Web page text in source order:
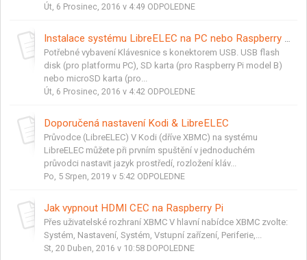
Út, 6 Prosinec, 2016 v 4:49 ODPOLEDNE
Potřebné vybavení Klávesnice s konektorem USB. USB flash
disk (pro platformu PC), SD karta (pro Raspberry Pi model B)
nebo microSD karta (pro...
Út, 6 Prosinec, 2016 v 4:42 ODPOLEDNE
Doporučená nastavení Kodi & LibreELEC
Průvodce (LibreELEC) V Kodi (dříve XBMC) na systému
LibreELEC můžete při prvním spuštění v jednoduchém
průvodci nastavit jazyk prostředí, rozložení kláv...
Po, 5 Srpen, 2019 v 5:42 ODPOLEDNE
Jak vypnout HDMI CEC na Raspberry Pi
Přes uživatelské rozhraní XBMC V hlavní nabídce XBMC zvolte:
Systém, Nastavení, Systém, Vstupní zařízení, Periferie,...
St, 20 Duben, 2016 v 10:58 DOPOLEDNE